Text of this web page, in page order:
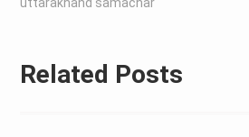
Related Posts